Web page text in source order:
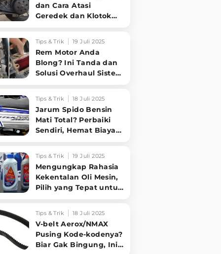
dan Cara Atasi
Geredek dan Klotok
Sampai Tuntas
Tips & Trik 19 Juli 2025
Rem Motor Anda
Blong? Ini Tanda dan
Solusi Overhaul Sistem
Tips & Trik 18 Juli 2025
Jarum Spido Bensin
Mati Total? Perbaiki
Sendiri, Hemat Biaya
Tips & Trik 19 Juli 2025
Mengungkap Rahasia
Kekentalan Oli Mesin,
Pilih yang Tepat untuk
Motormu!
Tips & Trik 18 Juli 2025
V-belt Aerox/NMAX
Pusing Kode-kodenya?
Biar Gak Bingung, Ini